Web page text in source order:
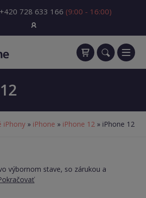
+420 728 633 166 (9:00 - 16:00)
iPhony » iPhone » iPhone 12 » iPhone 12
výbornom stave, so zárukou a